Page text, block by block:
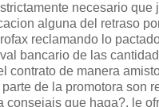
necesario que
alguna del retraso
reclamando lo
bancario de las
contrato de manera
de la promotora son
consejais que haga?, le